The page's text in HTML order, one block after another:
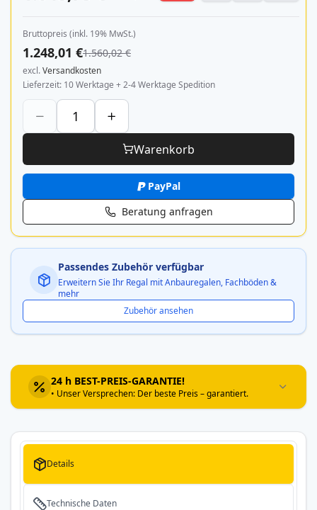
Bruttopreis (inkl. 19% MwSt.)
1.248,01 €1.560,02 €
excl.Versandkosten
Lieferzeit 10 Werktage + 2-4 Werktage Spedition
Warenkorb
PayPal
Beratung anfragen
Passendes Zubehör verfügbar
Erweitern Sie Ihr Regal mit Anbauregalen, Fachböden &
mehr
Zubehör ansehen
24 h BEST-PREIS-GARANTIE!
• Unser Versprechen: Der beste Preis – garantiert.
Details
Technische Daten